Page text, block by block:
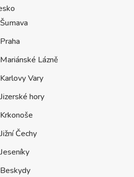
Šumava
Praha
Mariánské Lázně
Karlovy Vary
Jizerské hory
Krkonoše
Jižní Čechy
Jeseníky
Beskydy